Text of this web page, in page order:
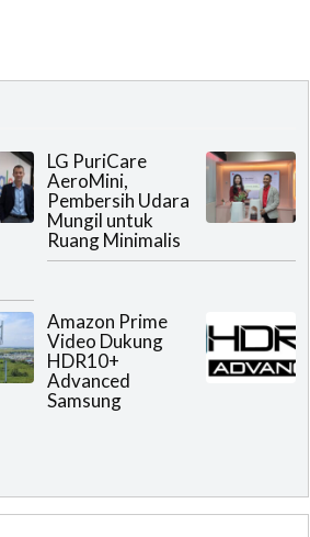
LG PuriCare
AeroMini,
Pembersih Udara
Mungil untuk
Ruang Minimalis
Amazon Prime
Video Dukung
HDR10+
Advanced
Samsung